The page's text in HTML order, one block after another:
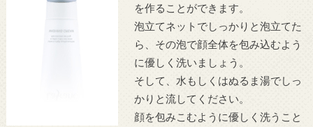
を作ることができます。
泡立てネットでしっかりと泡立てた
ら、その泡で顔全体を包み込むよう
に優しく洗いましょう。
そして、水もしくはぬるま湯でしっ
かりと流してください。
顔を包みこむように優しく洗うこと